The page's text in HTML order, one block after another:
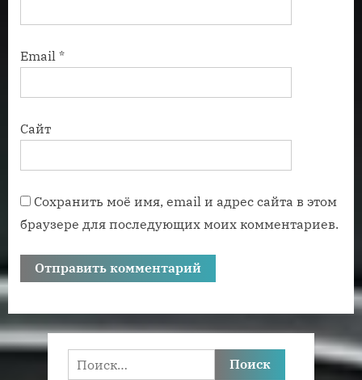
Email *
Сайт
Сохранить моё имя, email и адрес сайта в этом
браузере для последующих моих комментариев.
Найти: